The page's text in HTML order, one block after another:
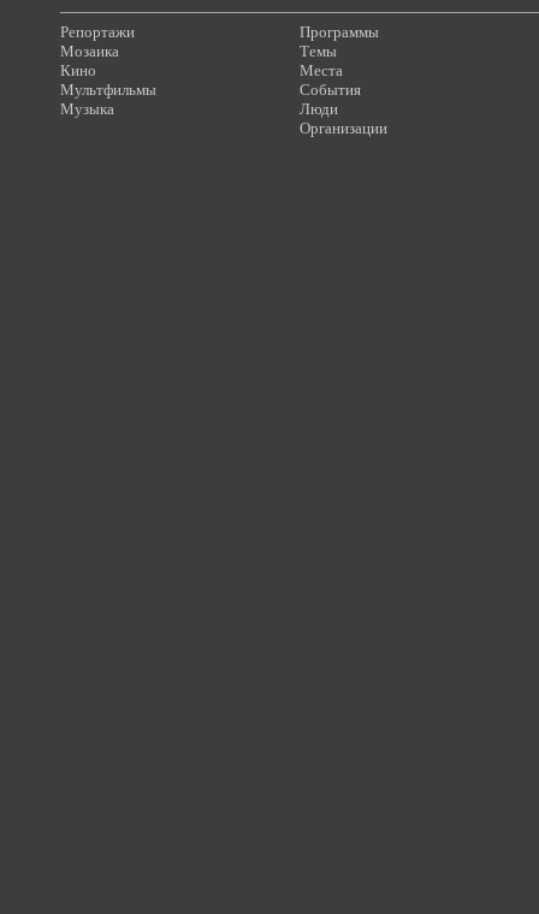
Репортажи
Мозаика
Кино
Мультфильмы
Музыка
Программы
Темы
Места
События
Люди
Организации